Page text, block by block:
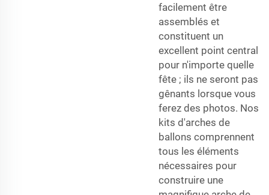
facilement être
assemblés et
constituent un
excellent point central
pour n'importe quelle
fête ; ils ne seront pas
gênants lorsque vous
ferez des photos. Nos
kits d'arches de
ballons comprennent
tous les éléments
nécessaires pour
construire une